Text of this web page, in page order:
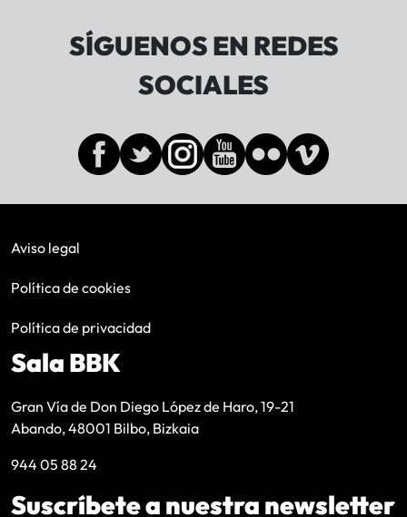
SÍGUENOS EN REDES
SOCIALES
Aviso legal
Política de cookies
Política de privacidad
Sala BBK
Gran Vía de Don Diego López de Haro, 19-21
Abando, 48001 Bilbo, Bizkaia
944 05 88 24
Suscríbete a nuestra newsletter